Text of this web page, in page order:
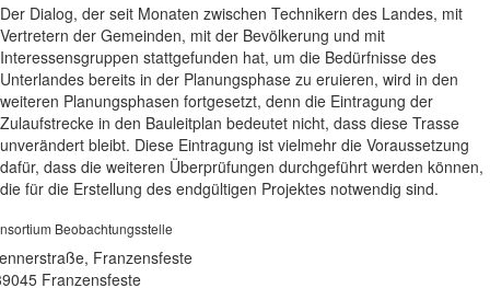
Der Dialog, der seit Monaten zwischen Technikern des Landes, mit
Vertretern der Gemeinden, mit der Bevölkerung und mit
Interessensgruppen stattgefunden hat, um die Bedürfnisse des
Unterlandes bereits in der Planungsphase zu eruieren, wird in den
weiteren Planungsphasen fortgesetzt, denn die Eintragung der
Zulaufstrecke in den Bauleitplan bedeutet nicht, dass diese Trasse
unverändert bleibt. Diese Eintragung ist vielmehr die Voraussetzung
dafür, dass die weiteren Überprüfungen durchgeführt werden können,
die für die Erstellung des endgültigen Projektes notwendig sind.
Beobachtungsstelle
Franzensfeste
Franzensfeste